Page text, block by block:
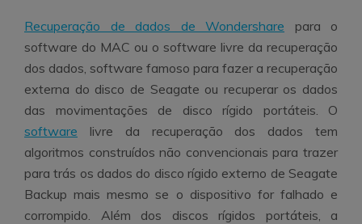
Recuperação de dados de Wondershare para o
software do MAC ou o software livre da recuperação
dos dados, software famoso para fazer a recuperação
externa do disco de Seagate ou recuperar os dados
das movimentações de disco rígido portáteis. O
software livre da recuperação dos dados tem
algoritmos construídos não convencionais para trazer
para trás os dados do disco rígido externo de Seagate
Backup mais mesmo se o dispositivo for falhado e
corrompido. Além dos discos rígidos portáteis, a